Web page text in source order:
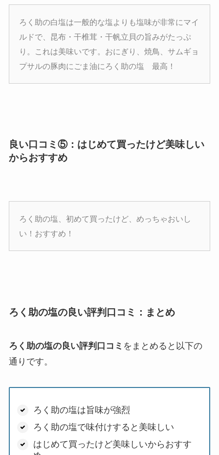
ろく助の白塩は一般的な塩よりも塩味が非常にマイ
ルドで、昆布・干椎茸・干帆立貝の旨みがたっぷ
り。これは美味いです。おにぎり、焼鳥、サムギョ
プサルの豚肉にごま油にろく助の塩 最高！
良い口コミ⑤：はじめて買ったけど美味しい
からおすすめ
ろく助の塩、初めて買ったけど、めっちゃおいし
い！おすすめ！
ろく助の塩の良い評判口コミ：まとめ
ろく助の塩の良い評判口コミ をまとめると以下の
通りです。
ろく助の塩は旨味が強烈
ろく助の塩で味付けすると美味しい
はじめて買ったけど美味しいからおすす